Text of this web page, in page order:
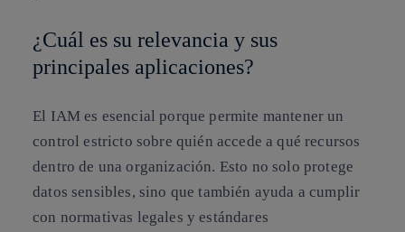
¿Cuál es su relevancia y sus
principales aplicaciones?
El IAM es esencial porque permite mantener un
control estricto sobre quién accede a qué recursos
dentro de una organización. Esto no solo protege
datos sensibles, sino que también ayuda a cumplir
con normativas legales y estándares